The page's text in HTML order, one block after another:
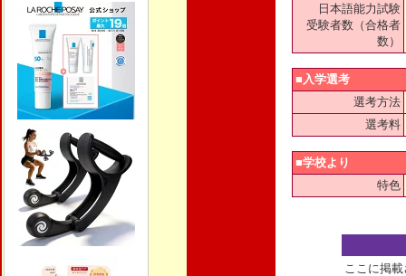
日本語能力試験
受験者数（合格者
数）
■入学選考
選考方法
選考料
■学校より
特色
ここに掲